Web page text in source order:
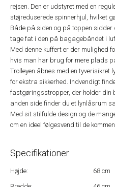
rejsen. Den er udstyret med en
støjreduserede spinnerhjul, hvilket
Både på siden og på toppen
tage fat i den på bagagebåndet i
Med denne kuffert er der mulighed
hvis man har brug for mere plads
Trolleyen åbnes med en tyverisikret
for ekstra sikkerhed. Indvendigt
fastgøringsstropper, der holder din
anden side finder du et lynlåsrum
Med sit stilfulde design og de
cm en ideel følgesvend til de
Specifikationer
Højde:
68 cm